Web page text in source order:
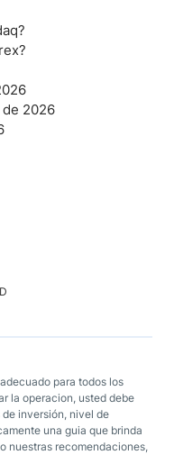
de 2026
para todos los
la operacion, usted debe
inversión, nivel de
una guia que brinda
nuestras recomendaciones,